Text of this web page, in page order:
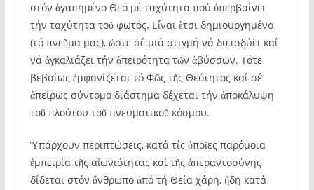
στόν ἀγαπημένο Θεό μέ ταχύτητα πού ὑπερβαίνει
τήν ταχύτητα τοῦ φωτός. Εἶναι ἔτσι δημιουργημένο
(τό πνεῦμα μας), ὥστε σέ μιά στιγμή νά διεισδύει καί
νά ἀγκαλιάζει τήν ἀπειρότητα τῶν ἀβύσσων. Τότε
βεβαίως ἐμφανίζεται τό Φῶς τῆς Θεότητος καί σέ
ἀπείρως σύντομο διάστημα δέχεται τήν ἀποκάλυψη
τοῦ πλούτου τοῦ πνευματικοῦ κόσμου.
Ὑπάρχουν περιπτώσεις, κατά τίς ὁποῖες παρόμοια
ἐμπειρία τῆς αἰωνιότητας καί τῆς ἀπεραντοσύνης
δίδεται στόν ἄνθρωπο ἀπό τή Θεία χάρη, ἤδη κατά